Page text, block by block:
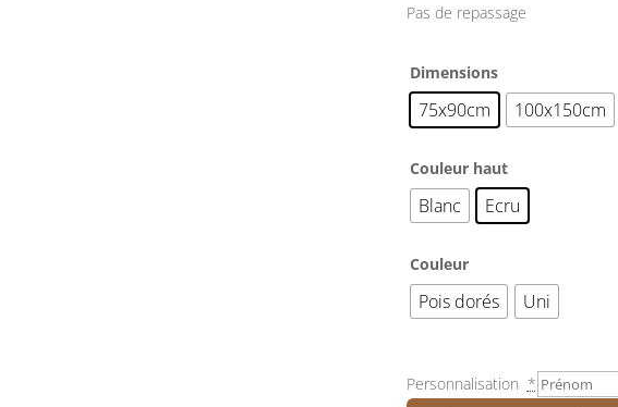
Pas de repassage
Dimensions
75x90cm 100x150cm
Couleur haut
Blanc Ecru
Couleur
Pois dorés Uni
Personnalisation *